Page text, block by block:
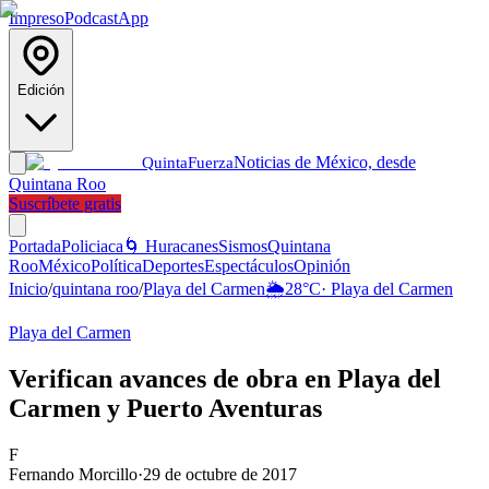
ImpresoPodcastApp
Edición
QuintaFuerzaNoticias de México, desde
Quintana Roo
Suscríbete gratis
PortadaPoliciaca 🌀 HuracanesSismosQuintana
RooMéxicoPolíticaDeportesEspectáculosOpinión
Inicio/quintana roo/Playa del Carmen🌦️28°C· Playa del Carmen
Playa del Carmen
Verifican avances de obra en Playa del
Carmen y Puerto Aventuras
F
Fernando Morcillo·29 de octubre de 2017